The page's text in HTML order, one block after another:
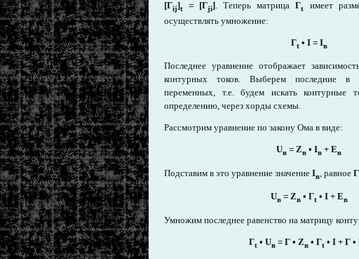
[Гij]t = [Гji]. Теперь матрицаГt имеет
осуществлять умножение:
Гt • I = Iв
Последнее уравнение отображает
контурных токов. Выберем последние в
переменных, т.е. будем искать контурные
определению, через хорды схемы.
Рассмотрим уравнение по закону Ома в виде:
Uв = Zв • Iв + Eв
Подставим в это уравнение значение Iв , равное Г
Uв = Zв • Гt• I + Eв
Умножим последнее равенство на матрицу
Гt • Uв = Г • Zв • Гt • I + Г •